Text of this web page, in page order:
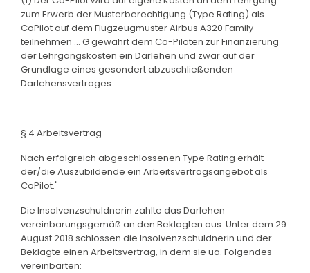
zum Erwerb der Musterberechtigung (Type Rating) als
CoPilot auf dem Flugzeugmuster Airbus A320 Family
teilnehmen ... G gewährt dem Co-Piloten zur Finanzierung
der Lehrgangskosten ein Darlehen und zwar auf der
Grundlage eines gesondert abzuschließenden
Darlehensvertrages.
...
§ 4 Arbeitsvertrag
Nach erfolgreich abgeschlossenen Type Rating erhält
der/die Auszubildende ein Arbeitsvertragsangebot als
CoPilot."
Die Insolvenzschuldnerin zahlte das Darlehen
vereinbarungsgemäß an den Beklagten aus. Unter dem 29.
August 2018 schlossen die Insolvenzschuldnerin und der
Beklagte einen Arbeitsvertrag, in dem sie ua. Folgendes
vereinbarten: